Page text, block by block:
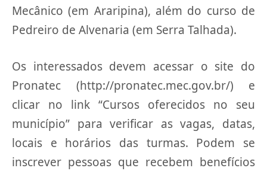
Mecânico (em Araripina), além do curso de
Pedreiro de Alvenaria (em Serra Talhada).
Os interessados devem acessar o site do
Pronatec (http://pronatec.mec.gov.br/) e
clicar no link “Cursos oferecidos no seu
município” para verificar as vagas, datas,
locais e horários das turmas. Podem se
inscrever pessoas que recebem benefícios